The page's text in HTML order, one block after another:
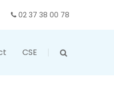
02 37 38 00 78
CSE